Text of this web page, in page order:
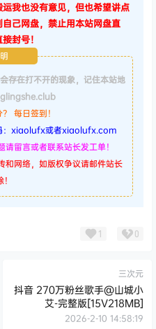
我也没有意见，但也希望讲点
己网盘，禁止用本站网盘直
封号！
存在打不开的现象，记住本站地
每日签到！
：xiaolufx或者xiaolufx.com
留言或者联系站长发工单！
和网络，如版权争议请邮件站长
1 0
三次元
抖音 270万粉丝歌手@山城小
艾-完整版[15V218MB]
2026-2-10 14:58:19